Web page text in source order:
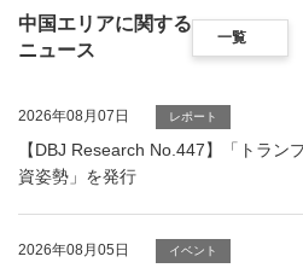
中国エリアに関する
ニュース
一覧
2026年08月07日 レポート
【DBJ Research No.447】「トラン
資姿勢」を発行
2026年08月05日 イベント